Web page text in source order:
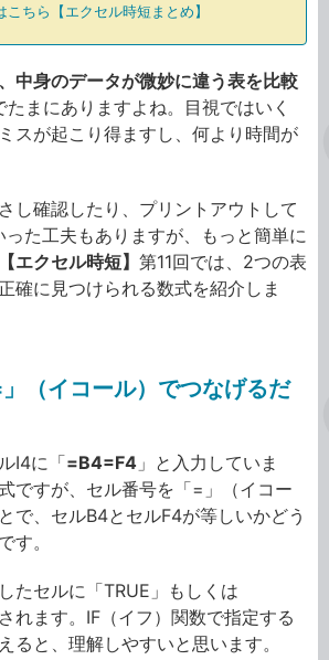
ちら【エクセル時短まとめ】
中身のデータが微妙に違う表を比較
まにありますよね。目視ではいく
スが起こり得ますし、何より時間が
し確認したり、プリントアウトして
った工夫もありますが、もっと簡単に
【エクセル時短】 第11回では、2つの表
確に見つけられる数式を紹介しま
（イコール）でつなげるだ
I4に「=B4=F4 」と入力していま
ですが、セル番号を「=」（イコー
で、セルB4とセルF4が等しいかどう
す。
たセルに「TRUE」もしくは
れます。IF（イフ）関数で指定する
ると、理解しやすいと思います。